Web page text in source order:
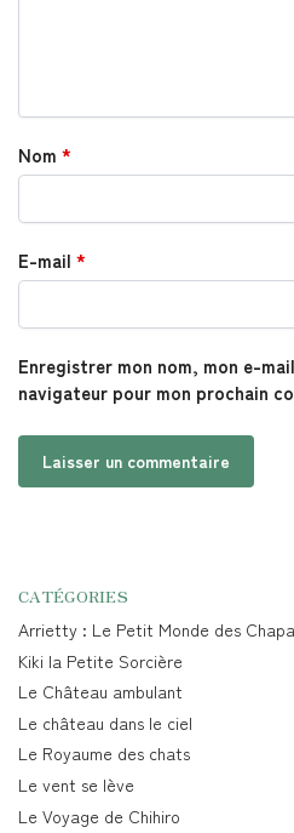
Nom *
E-mail *
Enregistrer mon nom, mon e-
navigateur pour mon prochain
CATÉGORIES
Arrietty : Le Petit Monde des
Kiki la Petite Sorcière
Le Château ambulant
Le château dans le ciel
Le Royaume des chats
Le vent se lève
Le Voyage de Chihiro